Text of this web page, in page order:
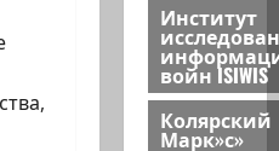
Институт
войн ISIWIS
Колярский
Марк»с»